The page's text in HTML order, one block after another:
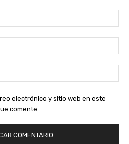
electrónico y sitio web en este
comente.